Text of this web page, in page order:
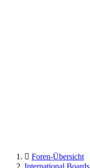
Foren-Übersicht